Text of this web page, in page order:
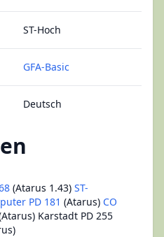
ST-Hoch
GFA-Basic
Deutsch
(Atarus 1.43) ST-
PD 181 (Atarus) CO
Karstadt PD 255